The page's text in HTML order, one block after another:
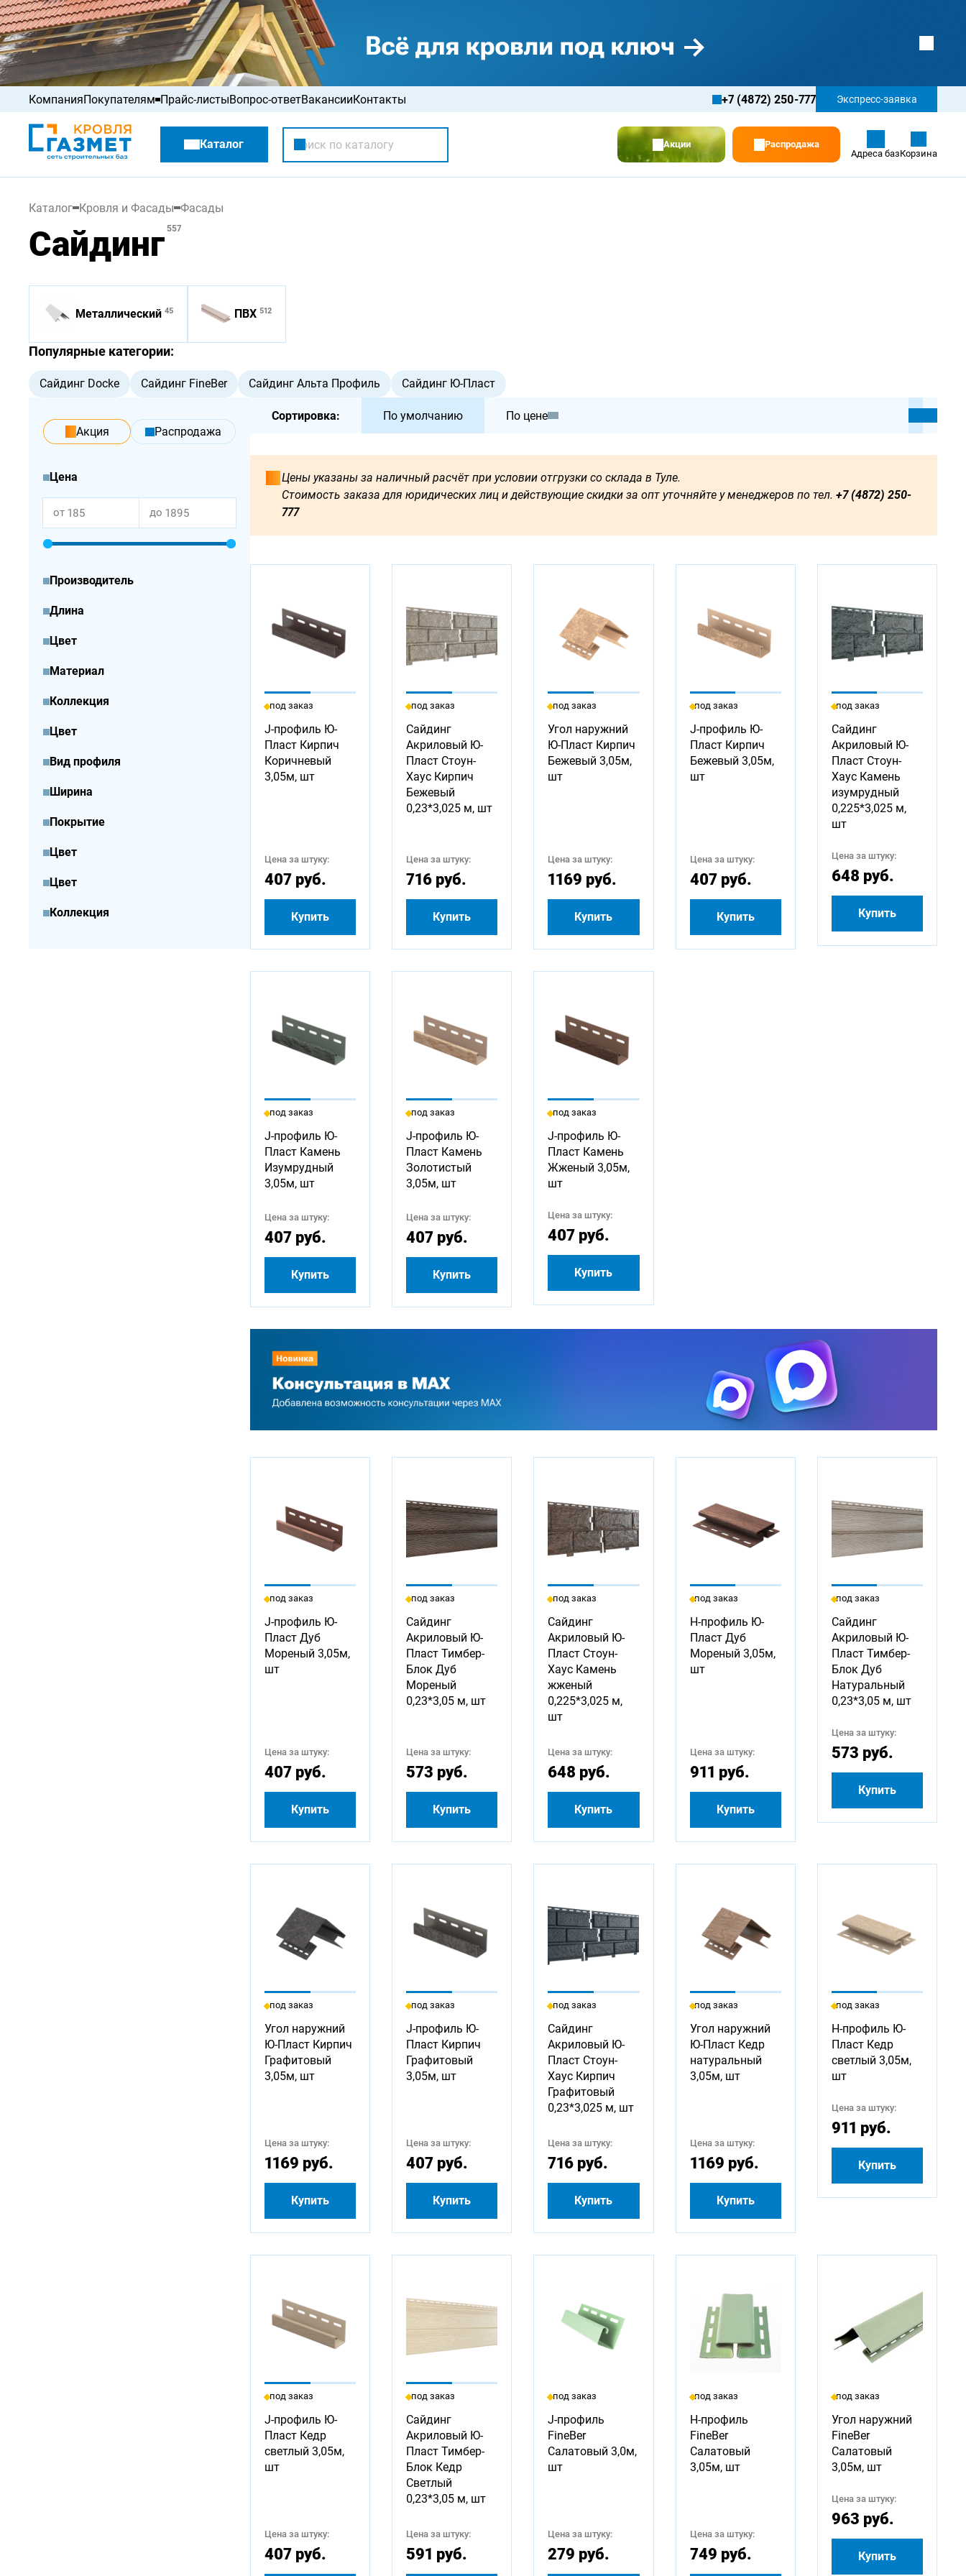
КомпанияПокупателям
Акции
Распродажа
Прайс-листыВопрос-ответВакансииКонтакты +7 (4872) 250-777 Экспресс-заявка
Каталог Акции
Распродажа
Адреса базКорзина
Каталог Кровля и Фасады Фасады
Сайдинг 557
Металлический 45 ПВХ 512
Популярные категории:
Сайдинг Docke Сайдинг FineBer Сайдинг Альта Профиль Сайдинг Ю-Пласт
акция Распродажа
Цена
от до
Производитель
Длина
Цвет
Материал
Коллекция
Цвет
Вид профиля
Ширина
Покрытие
Цвет
Цвет
Коллекция
Сортировка: По умолчанию По цене
Цены указаны за наличный расчёт при условии отгрузки со склада в Туле.
Стоимость заказа для юридических лиц и действующие скидки за опт уточняйте у менеджеров по тел. +7 (4872) 250-
777
под заказ
J-профиль Ю-
Пласт Кирпич
Коричневый
3,05м, шт
Цена за штуку:
407 руб.
Купить
под заказ
Сайдинг
Акриловый Ю-
Пласт Стоун-
Хаус Кирпич
Бежевый
0,23*3,025 м, шт
Цена за штуку:
716 руб.
Купить
под заказ
Угол наружний
Ю-Пласт Кирпич
Бежевый 3,05м,
шт
Цена за штуку:
1169 руб.
Купить
под заказ
J-профиль Ю-
Пласт Кирпич
Бежевый 3,05м,
шт
Цена за штуку:
407 руб.
Купить
под заказ
Сайдинг
Акриловый Ю-
Пласт Стоун-
Хаус Камень
изумрудный
0,225*3,025 м,
шт
Цена за штуку:
648 руб.
Купить
под заказ
J-профиль Ю-
Пласт Камень
Изумрудный
3,05м, шт
Цена за штуку:
407 руб.
Купить
под заказ
J-профиль Ю-
Пласт Камень
Золотистый
3,05м, шт
Цена за штуку:
407 руб.
Купить
под заказ
J-профиль Ю-
Пласт Камень
Жженый 3,05м,
шт
Цена за штуку:
407 руб.
Купить
под заказ
J-профиль Ю-
Пласт Дуб
Мореный 3,05м,
шт
Цена за штуку:
407 руб.
Купить
под заказ
Сайдинг
Акриловый Ю-
Пласт Тимбер-
Блок Дуб
Мореный
0,23*3,05 м, шт
Цена за штуку:
573 руб.
Купить
под заказ
Сайдинг
Акриловый Ю-
Пласт Стоун-
Хаус Камень
жженый
0,225*3,025 м,
шт
Цена за штуку:
648 руб.
Купить
под заказ
H-профиль Ю-
Пласт Дуб
Мореный 3,05м,
шт
Цена за штуку:
911 руб.
Купить
под заказ
Сайдинг
Акриловый Ю-
Пласт Тимбер-
Блок Дуб
Натуральный
0,23*3,05 м, шт
Цена за штуку:
573 руб.
Купить
под заказ
Угол наружний
Ю-Пласт Кирпич
Графитовый
3,05м, шт
Цена за штуку:
1169 руб.
Купить
под заказ
J-профиль Ю-
Пласт Кирпич
Графитовый
3,05м, шт
Цена за штуку:
407 руб.
Купить
под заказ
Сайдинг
Акриловый Ю-
Пласт Стоун-
Хаус Кирпич
Графитовый
0,23*3,025 м, шт
Цена за штуку:
716 руб.
Купить
под заказ
Угол наружний
Ю-Пласт Кедр
натуральный
3,05м, шт
Цена за штуку:
1169 руб.
Купить
под заказ
H-профиль Ю-
Пласт Кедр
светлый 3,05м,
шт
Цена за штуку:
911 руб.
Купить
под заказ
J-профиль Ю-
Пласт Кедр
светлый 3,05м,
шт
Цена за штуку:
407 руб.
под заказ
Сайдинг
Акриловый Ю-
Пласт Тимбер-
Блок Кедр
Светлый
0,23*3,05 м, шт
Цена за штуку:
591 руб.
под заказ
J-профиль
FineBer
Салатовый 3,0м,
шт
Цена за штуку:
279 руб.
под заказ
H-профиль
FineBer
Салатовый
3,05м, шт
Цена за штуку:
749 руб.
под заказ
Угол наружний
FineBer
Салатовый
3,05м, шт
Цена за штуку:
963 руб.
Купить